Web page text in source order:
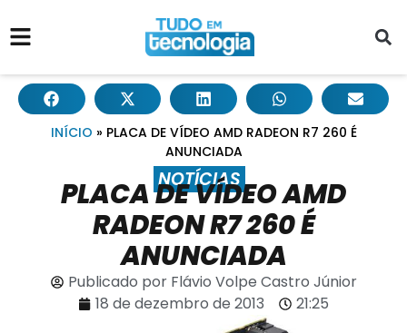
INÍCIO » PLACA DE VÍDEO AMD RADEON R7 260 É
ANUNCIADA
NOTÍCIAS
PLACA DE VÍDEO AMD
RADEON R7 260 É
ANUNCIADA
Publicado porFlávio Volpe Castro Júnior
18 de dezembro de 2013
21:25